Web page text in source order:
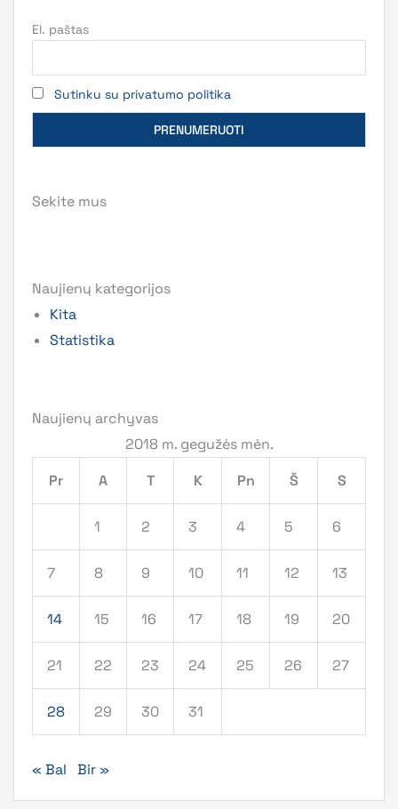
El. paštas
Sutinku su privatumo politika
Sekite mus
Naujienų kategorijos
Kita
Statistika
Naujienų archyvas
2018 m. gegužės mėn.
Pr
A T K Pn Š S
1 2 3 4 5 6
7 8 9 10 11 12 13
14 15 16 17 18 19 20
21 22 23 24 25 26 27
28 29 30 31
« Bal Bir »